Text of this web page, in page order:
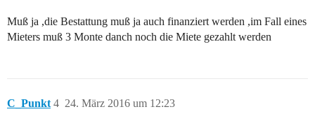
Muß ja ,die Bestattung muß ja auch finanziert werden ,im Fall eines
Mieters muß 3 Monte danch noch die Miete gezahlt werden
C_Punkt 24. März 2016 um 12:23
4